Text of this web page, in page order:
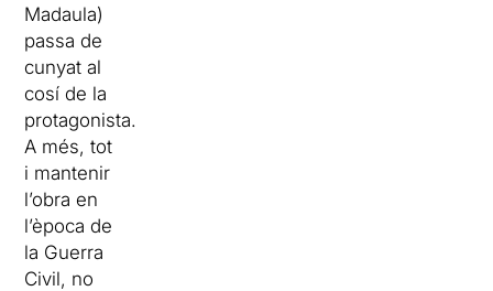
Madaula)
passa de
cunyat al
cosí de la
protagonista.
A més, tot
i mantenir
l’obra en
l’època de
la Guerra
Civil, no